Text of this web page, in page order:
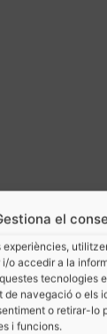
el
experiències,
o accedir a la
tecnologies
de navegació o els
o retirar-lo
i funcions.